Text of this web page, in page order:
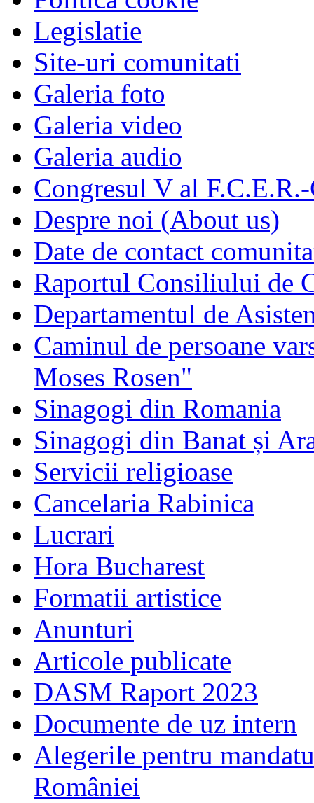
Legislatie
Site-uri comunitati
Galeria foto
Galeria video
Galeria audio
Congresul V al
Despre noi (About us)
Date de contact
Raportul Consiliului de
Departamentul de
Caminul de persoane
Moses Rosen"
Sinagogi din Romania
Sinagogi din Banat și
Servicii religioase
Cancelaria Rabinica
Lucrari
Hora Bucharest
Formatii artistice
Anunturi
Articole publicate
DASM Raport 2023
Documente de uz intern
Alegerile pentru
României